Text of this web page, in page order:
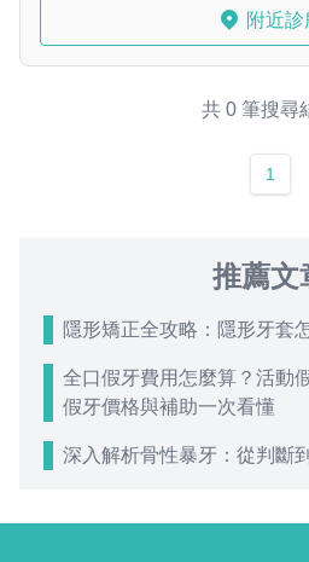
附近診
共 0 筆搜尋
1
推薦文
隱形矯正全攻略：隱形牙套
全口假牙費用怎麼算？活動
假牙價格與補助一次看懂
深入解析骨性暴牙：從判斷